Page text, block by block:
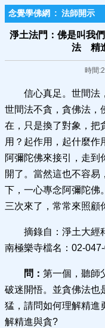
念覺學佛網 : 法師開示
淨土法門：佛是叫我
法 精
時間
信心真足。世間法
世間法不貪，貪佛法，
在，只是換了對象，把
用？起作用，起什麼作
阿彌陀佛來接引，走到
開了。當然這也不容易
下，一心專念阿彌陀佛
三次來了，常常來照顧
摘錄自：淨土大經
南極樂寺檔名：02-
問： 第一個，聽師
破迷開悟。並貪佛法也
猛，請問如何理解精進
解精進與貪?